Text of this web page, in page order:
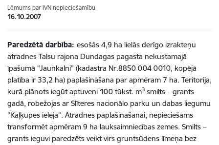
Lēmums par IVN nepieciešamību
16.10.2007
Paredzētā darbība: esošās 4,9 ha lielās derīgo izrakteņu
atradnes Talsu rajona Dundagas pagasta nekustamajā
īpašumā “Jaunkalni” (kadastra Nr.8850 004 0010, kopējā
platība ir 33,2 ha) paplašināšana par apmēram 7 ha. Teritorija,
kurā plānots iegūt aptuveni 100 tūkst. m3 smilts – grants
gadā, robežojas ar Slīteres nacionālo parku un dabas liegumu
“Kaļķupes ieleja”. Atradnes paplašināšanai, nepieciešams
transformēt apmēram 9 ha lauksaimniecības zemes. Smilts –
grants ieguvi paredzēts veikt virs gruntsūdens līmeņa bez